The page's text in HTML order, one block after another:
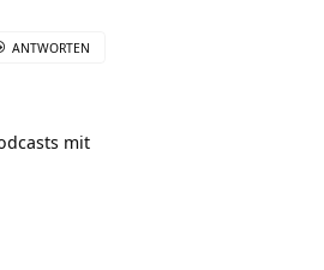
mit
ANTWORTEN